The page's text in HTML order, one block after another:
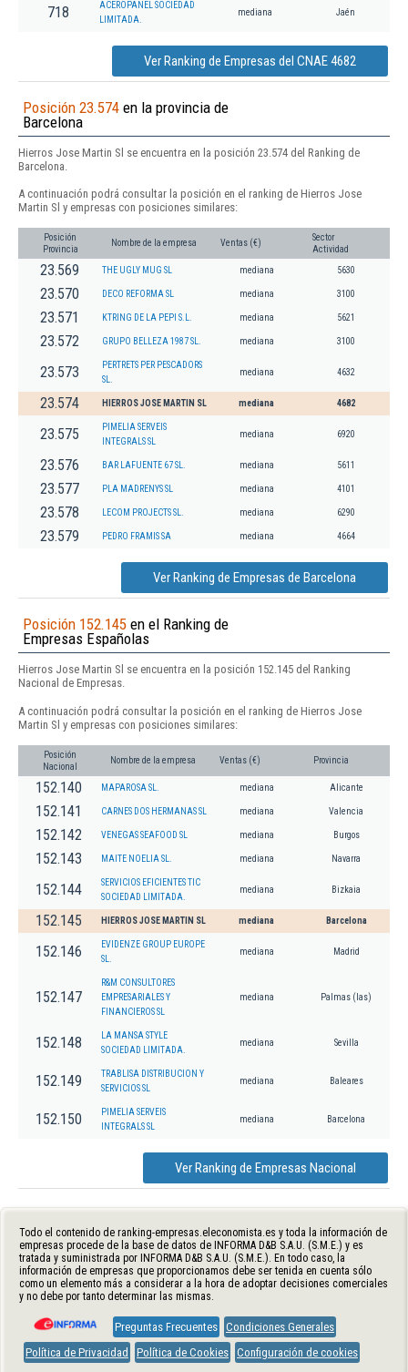
718
ACEROPANEL SOCIEDAD
LIMITADA.
mediana Jaén
Ver Ranking de Empresas del CNAE 4682
Posición 23.574 en la provincia de
Barcelona
Hierros Jose Martin Sl se encuentra en la posición 23.574 del Ranking de
Barcelona.
A continuación podrá consultar la posición en el ranking de Hierros Jose
Martin Sl y empresas con posiciones similares:
Posición
Provincia
Nombre de la empresa Ventas (€)
Sector
Actividad
23.569 THE UGLY MUG SL mediana 5630
23.570 DECO REFORMA SL mediana 3100
23.571 KTRING DE LA PEPI S.L. mediana 5621
23.572 GRUPO BELLEZA 1987 SL. mediana 3100
23.573
PERTRETS PER PESCADORS
SL.
mediana 4632
23.574 HIERROS JOSE MARTIN SL mediana 4682
23.575
PIMELIA SERVEIS
INTEGRALS SL
mediana 6920
23.576 BAR LAFUENTE 67 SL. mediana 5611
23.577 PLA MADRENYS SL mediana 4101
23.578 LECOM PROJECTS SL. mediana 6290
23.579 PEDRO FRAMIS SA mediana 4664
Ver Ranking de Empresas de Barcelona
Posición 152.145 en el Ranking de
Empresas Españolas
Hierros Jose Martin Sl se encuentra en la posición 152.145 del Ranking
Nacional de Empresas.
A continuación podrá consultar la posición en el ranking de Hierros Jose
Martin Sl y empresas con posiciones similares:
Posición
Nacional
Nombre de la empresa Ventas (€) Provincia
152.140 MAPAROSA SL. mediana Alicante
152.141 CARNES DOS HERMANAS SL mediana Valencia
152.142 VENEGAS SEAFOOD SL mediana Burgos
152.143 MAITE NOELIA SL. mediana Navarra
152.144
SERVICIOS EFICIENTES TIC
SOCIEDAD LIMITADA.
mediana Bizkaia
152.145 HIERROS JOSE MARTIN SL mediana Barcelona
152.146
EVIDENZE GROUP EUROPE
SL.
mediana Madrid
152.147
R&M CONSULTORES
EMPRESARIALES Y
FINANCIEROS SL
mediana Palmas (las)
152.148
LA MANSA STYLE
SOCIEDAD LIMITADA.
mediana Sevilla
152.149
TRABLISA DISTRIBUCION Y
SERVICIOS SL
mediana Baleares
152.150
PIMELIA SERVEIS
INTEGRALS SL
mediana Barcelona
Ver Ranking de Empresas Nacional
Todo el contenido de ranking-empresas.eleconomista.es y toda la información de
empresas procede de la base de datos de INFORMA D&B S.A.U. (S.M.E.) y es
tratada y suministrada por INFORMA D&B S.A.U. (S.M.E.). En todo caso, la
información de empresas que proporcionamos debe ser tenida en cuenta sólo
como un elemento más a considerar a la hora de adoptar decisiones comerciales
y no debe por tanto determinar las mismas.
Preguntas Frecuentes Condiciones Generales
Política de Privacidad
Política de Cookies Configuración de cookies